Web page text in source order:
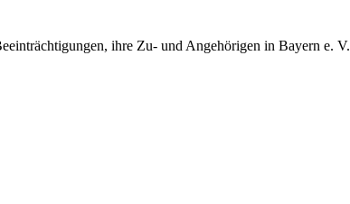
ihre Zu- und Angehörigen in Bayern e. V.